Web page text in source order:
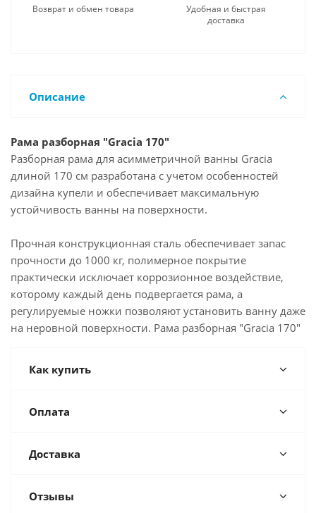
Возврат и обмен товара
Удобная и быстрая
доставка
Описание
Рама разборная "Gracia 170"
Разборная рама для асимметричной ванны Gracia
длиной 170 см разработана с учетом особенностей
дизайна купели и обеспечивает максимальную
устойчивость ванны на поверхности.
Прочная конструкционная сталь обеспечивает запас
прочности до 1000 кг, полимерное покрытие
практически исключает коррозионное воздействие,
которому каждый день подвергается рама, а
регулируемые ножки позволяют установить ванну даже
на неровной поверхности. Рама разборная "Gracia 170"
Как купить
Оплата
Доставка
Отзывы